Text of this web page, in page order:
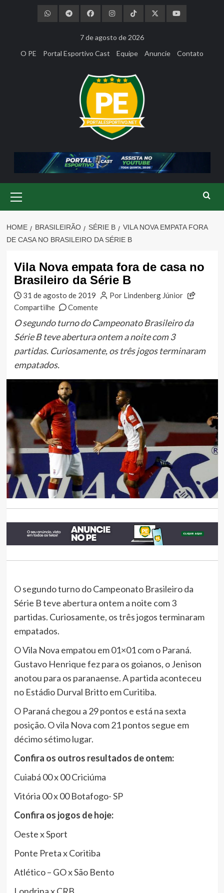
7 de agosto de 2026
O PE
Portal Esportivo Cast Equipe Anuncie Contato
Menu
HOME BRASILEIRÃO SÉRIE B
VILA NOVA EMPATA FORA
DE CASA NO BRASILEIRO DA SÉRIE B
Vila Nova empata fora de casa no
Brasileiro da Série B
31 de agosto de 2019
Por Lindenberg Júnior
Compartilhe
Comente
O segundo turno do Campeonato Brasileiro da
Série B teve abertura ontem a noite com 3
partidas. Curiosamente, os três jogos terminaram
empatados.
O segundo turno do Campeonato Brasileiro da
Série B teve abertura ontem a noite com 3
partidas. Curiosamente, os três jogos terminaram
empatados.
O Vila Nova empatou em 01×01 com o Paraná.
Gustavo Henrique fez para os goianos, o Jenison
anotou para os paranaense. A partida aconteceu
no Estádio Durval Britto em Curitiba.
O Paraná chegou a 29 pontos e está na sexta
posição. O vila Nova com 21 pontos segue em
décimo sétimo lugar.
Confira os outros resultados de ontem:
Cuiabá 00 x 00 Criciúma
Vitória 00 x 00 Botafogo- SP
Confira os jogos de hoje:
Oeste x Sport
Ponte Preta x Coritiba
Atlético – GO x São Bento